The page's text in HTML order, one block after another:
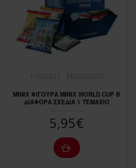
MINIX ΦΙΓΟΥΡΑ MINIX WORLD CUP B
ΔΙΑΦΟΡΑ ΣΧΕΔΙΑ 1 ΤΕΜΑΧΙΟ
5,95€